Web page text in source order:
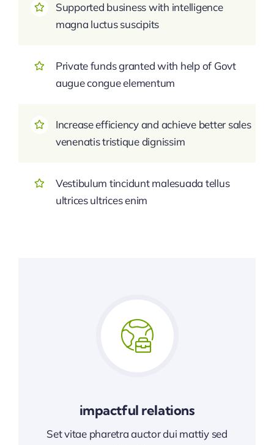
Supported business with intelligence
magna luctus suscipits
Private funds granted with help of Govt
augue congue elementum
Increase efficiency and achieve better sales
venenatis tristique dignissim
Vestibulum tincidunt malesuada tellus
ultrices ultrices enim
impactful relations
Set vitae pharetra auctor dui mattiy sed